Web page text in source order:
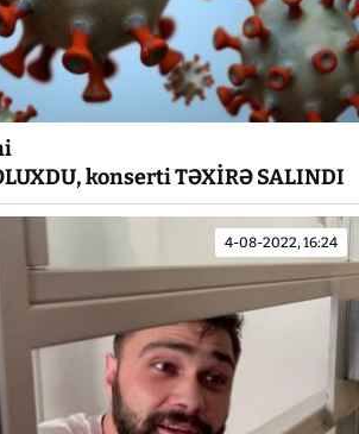
konserti TƏXİRƏ SALINDI
4-08-2022, 16:24